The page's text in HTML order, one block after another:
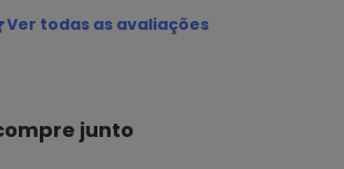
Ver todas as avaliações
junto